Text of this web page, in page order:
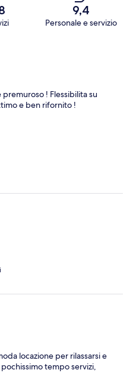
9,4
Personale e servizio
! Flessibilita su
e ben rifornito !
locazione per rilassarsi e
tempo servizi,